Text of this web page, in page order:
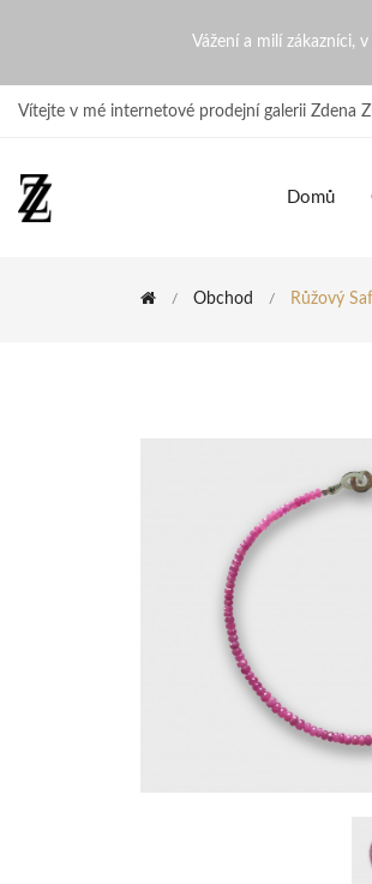
Růžový Safír |Vážení a milí zákazníci,
Vítejte v mé internetové prodejní galerii Zdena
Domů
Obchod Růžový